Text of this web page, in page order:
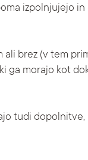
izpolnjujejo
brez (v tem
ga morajo kot
tudi dopolnitve,